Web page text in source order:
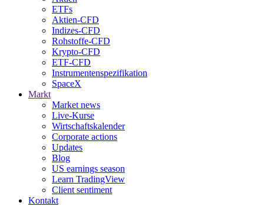
ETFs
Aktien-CFD
Indizes-CFD
Rohstoffe-CFD
Krypto-CFD
ETF-CFD
Instrumentenspezifikation
SpaceX
Markt
Market news
Live-Kurse
Wirtschaftskalender
Corporate actions
Updates
Blog
US earnings season
Learn TradingView
Client sentiment
Kontakt